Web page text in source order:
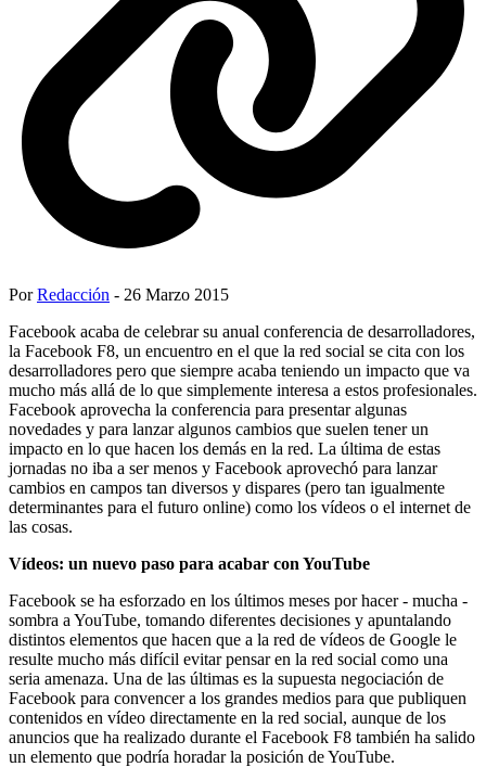
PorRedacción - 26 Marzo 2015
Facebook acaba de celebrar su anual conferencia de desarrolladores,
la Facebook F8, un encuentro en el que la red social se cita con los
desarrolladores pero que siempre acaba teniendo un impacto que va
mucho más allá de lo que simplemente interesa a estos profesionales.
Facebook aprovecha la conferencia para presentar algunas
novedades y para lanzar algunos cambios que suelen tener un
impacto en lo que hacen los demás en la red. La última de estas
jornadas no iba a ser menos y Facebook aprovechó para lanzar
cambios en campos tan diversos y dispares (pero tan igualmente
determinantes para el futuro online) como los vídeos o el internet de
las cosas.
Vídeos: un nuevo paso para acabar con YouTube
Facebook se ha esforzado en los últimos meses por hacer - mucha -
sombra a YouTube, tomando diferentes decisiones y apuntalando
distintos elementos que hacen que a la red de vídeos de Google le
resulte mucho más difícil evitar pensar en la red social como una
seria amenaza. Una de las últimas es la supuesta negociación de
Facebook para convencer a los grandes medios para que publiquen
contenidos en vídeo directamente en la red social, aunque de los
anuncios que ha realizado durante el Facebook F8 también ha salido
un elemento que podría horadar la posición de YouTube.